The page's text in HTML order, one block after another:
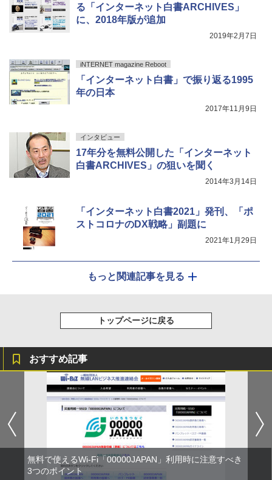
る「インターネット白書ARCHIVES」
に、2018年版が追加
2019年2月7日
iNTERNET magazine Reboot
「インターネット白書」で振り返る1995
年の日本
2017年11月9日
インタビュー
17年分を無料公開した「インターネット
白書ARCHIVES」の狙いを聞く
2014年3月14日
「インターネット白書2021」発刊、「ポ
ストコロナのDX戦略」副題に
2021年1月29日
もっと関連記事を見る
トップページに戻る
おすすめ記事
無料で使えるWi-Fi「00000JAPAN」利用時に注意すべき
3つのポイント